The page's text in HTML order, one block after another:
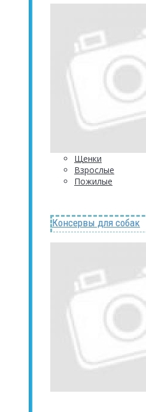
Щенки
Взрослые
Пожилые
Консервы для собак